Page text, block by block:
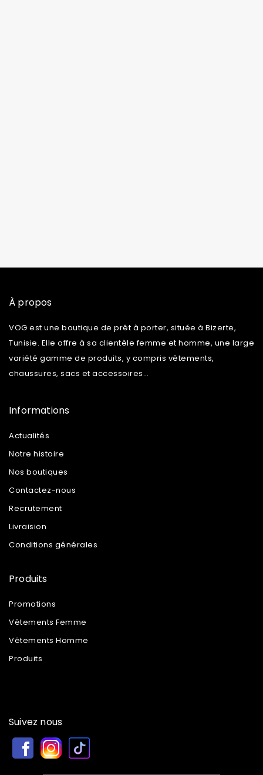
À propos
VOG est une boutique de prêt à porter, située à Bizerte,
Tunisie. Elle offre à sa clientèle femme et homme, une large
variété gamme de produits, y compris vêtements,
chaussures, sacs et accessoires…
Informations
Actualités
Notre histoire
Nos boutiques
Contactez-nous
Recrutement
Livraision
Conditions générales
Produits
Promotions
Vêtements Femme
Vêtements Homme
Produits
Suivez nous